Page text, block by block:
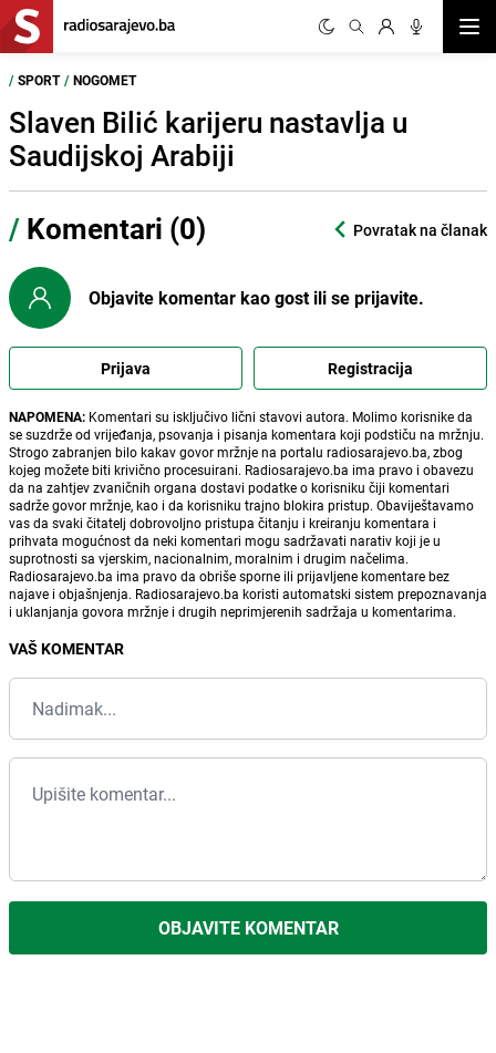
/ SPORT / NOGOMET
Slaven Bilić karijeru nastavlja u
Saudijskoj Arabiji
/ Komentari (0) Povratak na članak
Objavite komentar kao gost ili se prijavite.
Prijava Registracija
NAPOMENA: Komentari su isključivo lični stavovi autora. Molimo korisnike da
se suzdrže od vrijeđanja, psovanja i pisanja komentara koji podstiču na mržnju.
Strogo zabranjen bilo kakav govor mržnje na portalu radiosarajevo.ba, zbog
kojeg možete biti krivično procesuirani. Radiosarajevo.ba ima pravo i obavezu
da na zahtjev zvaničnih organa dostavi podatke o korisniku čiji komentari
sadrže govor mržnje, kao i da korisniku trajno blokira pristup. Obaviještavamo
vas da svaki čitatelj dobrovoljno pristupa čitanju i kreiranju komentara i
prihvata mogućnost da neki komentari mogu sadržavati narativ koji je u
suprotnosti sa vjerskim, nacionalnim, moralnim i drugim načelima.
Radiosarajevo.ba ima pravo da obriše sporne ili prijavljene komentare bez
najave i objašnjenja. Radiosarajevo.ba koristi automatski sistem prepoznavanja
i uklanjanja govora mržnje i drugih neprimjerenih sadržaja u komentarima.
VAŠ KOMENTAR
OBJAVITE KOMENTAR